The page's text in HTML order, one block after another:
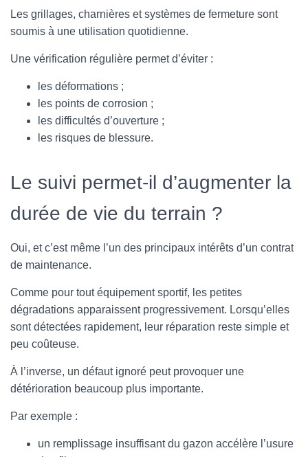
Les grillages, charnières et systèmes de fermeture sont
soumis à une utilisation quotidienne.
Une vérification régulière permet d’éviter :
les déformations ;
les points de corrosion ;
les difficultés d’ouverture ;
les risques de blessure.
Le suivi permet-il d’augmenter la
durée de vie du terrain ?
Oui, et c’est même l’un des principaux intérêts d’un contrat
de maintenance.
Comme pour tout équipement sportif, les petites
dégradations apparaissent progressivement. Lorsqu’elles
sont détectées rapidement, leur réparation reste simple et
peu coûteuse.
À l’inverse, un défaut ignoré peut provoquer une
détérioration beaucoup plus importante.
Par exemple :
un remplissage insuffisant du gazon accélère l’usure